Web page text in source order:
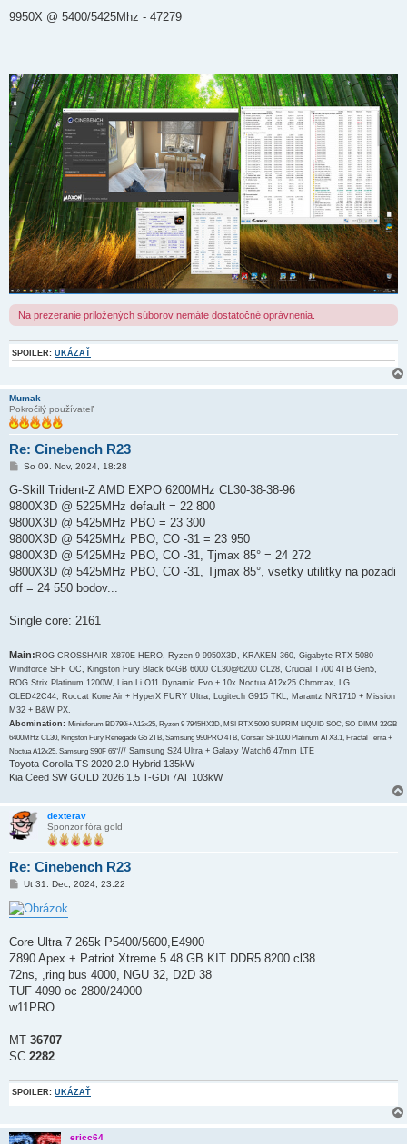
í
k
9950X @ 5400/5425Mhz - 47279
Na prezeranie priložených súborov nemáte dostatočné oprávnenia.
SPOILER: UKÁZAŤ
Mumak
Pokročilý používateľ
Re: Cinebench R23
P
p
e
o
k
So 09. Nov, 2024, 18:28
G-Skill Trident-Z AMD EXPO 6200MHz CL30-38-38-96
9800X3D @ 5225MHz default = 22 800
9800X3D @ 5425MHz PBO = 23 300
9800X3D @ 5425MHz PBO, CO -31 = 23 950
9800X3D @ 5425MHz PBO, CO -31, Tjmax 85° = 24 272
9800X3D @ 5425MHz PBO, CO -31, Tjmax 85°, vsetky utilitky na pozadi
off = 24 550 bodov...
Single core: 2161
Main: ROG CROSSHAIR X870E HERO, Ryzen 9 9950X3D, KRAKEN 360, Gigabyte RTX 5080
Windforce SFF OC, Kingston Fury Black 64GB 6000 CL30@6200 CL28, Crucial T700 4TB Gen5,
ROG Strix Platinum 1200W, Lian Li O11 Dynamic Evo + 10x Noctua A12x25 Chromax, LG
OLED42C44, Roccat Kone Air + HyperX FURY Ultra, Logitech G915 TKL, Marantz NR1710 + Mission
M32 + B&W PX.
Abomination: Minisforum BD790i+A12x25, Ryzen 9 7945HX3D, MSI RTX 5090 SUPRIM LIQUID SOC, SO-DIMM 32GB
6400MHz CL30, Kingston Fury Renegade G5 2TB, Samsung 990PRO 4TB, Corsair SF1000 Platinum ATX3.1, Fractal Terra +
Noctua A12x25, Samsung S90F 65"/// Samsung S24 Ultra + Galaxy Watch6 47mm LTE
Toyota Corolla TS 2020 2.0 Hybrid 135kW
Kia Ceed SW GOLD 2026 1.5 T-GDi 7AT 103kW
dexterav
Sponzor fóra gold
Re: Cinebench R23
P
í
s
e
v
o
k
Ut 31. Dec, 2024, 23:22
Core Ultra 7 265k P5400/5600,E4900
Z890 Apex + Patriot Xtreme 5 48 GB KIT DDR5 8200 cl38
72ns, ,ring bus 4000, NGU 32, D2D 38
TUF 4090 oc 2800/24000
w11PRO
MT 36707
SC 2282
SPOILER: UKÁZAŤ
ericc64